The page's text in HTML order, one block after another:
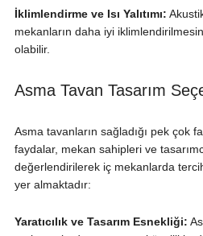
İklimlendirme ve Isı Yalıtımı:
mekanların daha iyi
olabilir.
Asma Tavan Tasarım
Asma tavanların sağladığı pek çok
faydalar, mekan sahipleri ve
değerlendirilerek iç mekanlarda
yer almaktadır:
Yaratıcılık ve Tasarım Esnekliği: